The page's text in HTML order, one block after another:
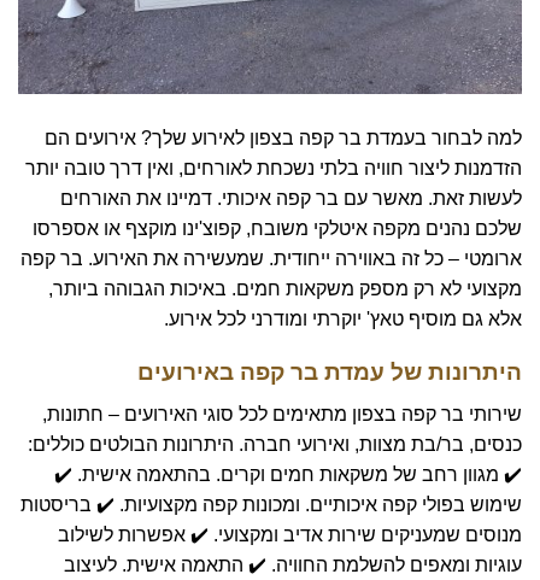
למה לבחור בעמדת בר קפה בצפון לאירוע שלך? אירועים הם
הזדמנות ליצור חוויה בלתי נשכחת לאורחים, ואין דרך טובה יותר
לעשות זאת. מאשר עם בר קפה איכותי. דמיינו את האורחים
שלכם נהנים מקפה איטלקי משובח, קפוצ'ינו מוקצף או אספרסו
ארומטי – כל זה באווירה ייחודית. שמעשירה את האירוע. בר קפה
מקצועי לא רק מספק משקאות חמים. באיכות הגבוהה ביותר,
אלא גם מוסיף טאץ' יוקרתי ומודרני לכל אירוע.
היתרונות של עמדת בר קפה באירועים
שירותי בר קפה בצפון מתאימים לכל סוגי האירועים – חתונות,
כנסים, בר/בת מצוות, ואירועי חברה. היתרונות הבולטים כוללים:
✔️ מגוון רחב של משקאות חמים וקרים. בהתאמה אישית. ✔️
שימוש בפולי קפה איכותיים. ומכונות קפה מקצועיות. ✔️ בריסטות
מנוסים שמעניקים שירות אדיב ומקצועי. ✔️ אפשרות לשילוב
עוגיות ומאפים להשלמת החוויה. ✔️ התאמה אישית. לעיצוב